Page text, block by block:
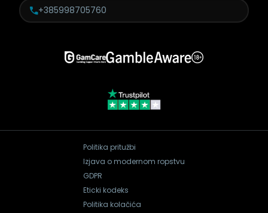
+385998705760
Politika pritužbi
Izjava o modernom ropstvu
GDPR
Eticki kodeks
Politika kolačića